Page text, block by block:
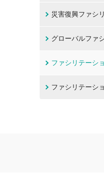
災害復興ファシ
グローバルファ
ファシリテーシ
ファシリテーシ